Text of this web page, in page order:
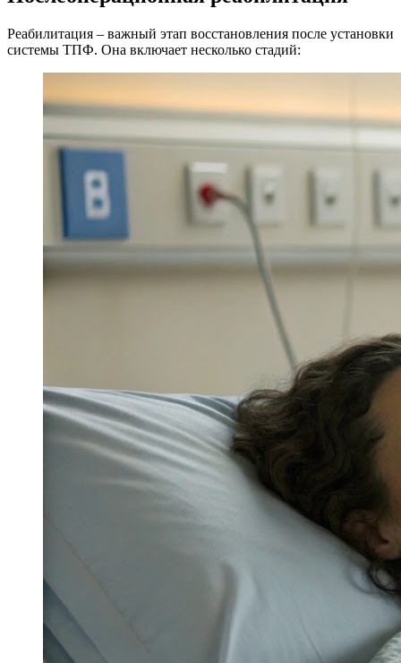
Реабилитация – важный этап восстановления после установки
системы ТПФ. Она включает несколько стадий: